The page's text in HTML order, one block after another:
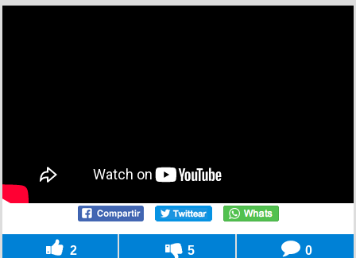
2 5 0